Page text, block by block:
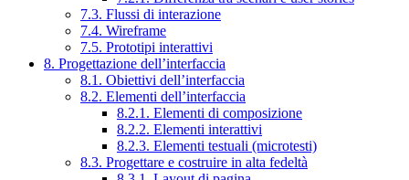
7.3. Flussi di interazione
7.4. Wireframe
7.5. Prototipi interattivi
8. Progettazione dell’interfaccia
8.1. Obiettivi dell’interfaccia
8.2. Elementi dell’interfaccia
8.2.1. Elementi di composizione
8.2.2. Elementi interattivi
8.2.3. Elementi testuali (microtesti)
8.3. Progettare e costruire in alta fedeltà